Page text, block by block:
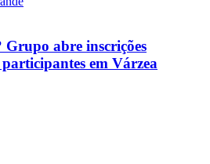
abre inscrições
em Várzea